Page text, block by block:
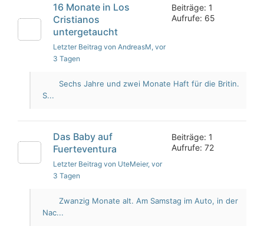
16 Monate in Los
Cristianos
untergetaucht
Letzter Beitrag von AndreasM, vor
3 Tagen
Beiträge: 1
Aufrufe: 65
Sechs Jahre und zwei Monate Haft für die Britin.
S...
Das Baby auf
Fuerteventura
Letzter Beitrag von UteMeier, vor
3 Tagen
Beiträge: 1
Aufrufe: 72
Zwanzig Monate alt. Am Samstag im Auto, in der
Nac...